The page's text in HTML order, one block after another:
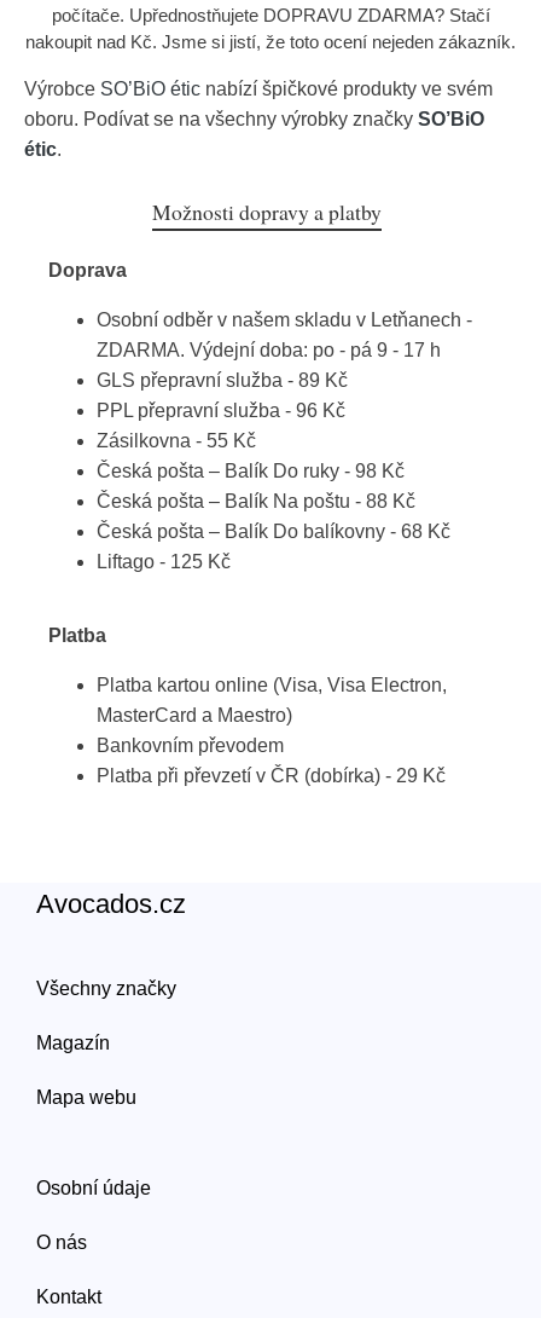
počítače. Upřednostňujete DOPRAVU ZDARMA? Stačí
nakoupit nad Kč. Jsme si jistí, že toto ocení nejeden zákazník.
Výrobce SO’BiO étic nabízí špičkové produkty ve svém
oboru. Podívat se na všechny výrobky značky SO’BiO
étic.
Možnosti dopravy a platby
Doprava
Osobní odběr v našem skladu v Letňanech -
ZDARMA. Výdejní doba: po - pá 9 - 17 h
GLS přepravní služba - 89 Kč
PPL přepravní služba - 96 Kč
Zásilkovna - 55 Kč
Česká pošta – Balík Do ruky - 98 Kč
Česká pošta – Balík Na poštu - 88 Kč
Česká pošta – Balík Do balíkovny - 68 Kč
Liftago - 125 Kč
Platba
Platba kartou online (Visa, Visa Electron,
MasterCard a Maestro)
Bankovním převodem
Platba při převzetí v ČR (dobírka) - 29 Kč
Avocados.cz
Všechny značky
Magazín
Mapa webu
Osobní údaje
O nás
Kontakt